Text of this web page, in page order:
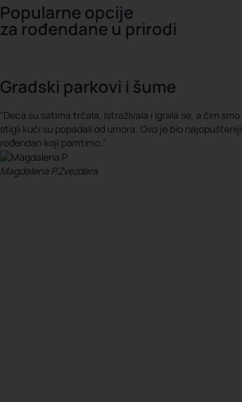
Popularne opcije
za rođendane u prirodi
Gradski parkovi i šume
"Deca su satima trčala, istraživala i igrala se, a čim smo
stigli kući su popadali od umora. Ovo je bio najopušteniji
rođendan koji pamtimo."
Magdalena P.Zvezdara